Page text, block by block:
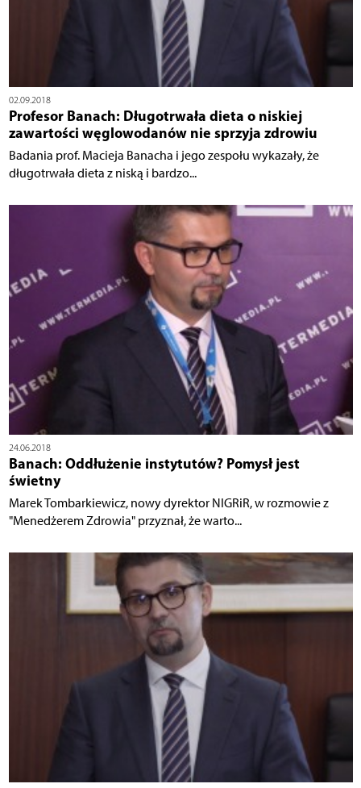
02.09.2018
Profesor Banach: Długotrwała dieta o niskiej
zawartości węglowodanów nie sprzyja zdrowiu
Badania prof. Macieja Banacha i jego zespołu wykazały, że
długotrwała dieta z niską i bardzo...
24.06.2018
Banach: Oddłużenie instytutów? Pomysł jest
świetny
Marek Tombarkiewicz, nowy dyrektor NIGRiR, w rozmowie z
"Menedżerem Zdrowia" przyznał, że warto...